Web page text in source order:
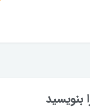
بنویسید